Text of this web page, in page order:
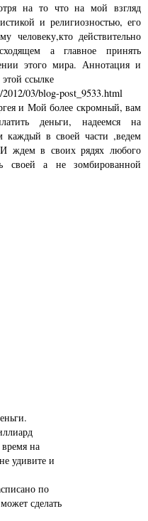
на то что на мой взгляд
и религиозностью, его
человеку,кто действительно
а главное принять
этого мира. Аннотация и
ссылке
03/blog-post_9533.html
и Мой более скромный, вам
деньги, надеемся на
в своей части ,ведем
И ждем в своих рядях любого
своей а не зомбированной
время на
удивите и
по
сделать